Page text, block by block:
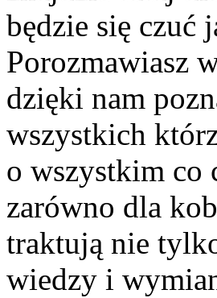
będzie się czuć
Porozmawiasz
dzięki nam
wszystkich
o wszystkim co
zarówno dla
traktują nie
wiedzy i